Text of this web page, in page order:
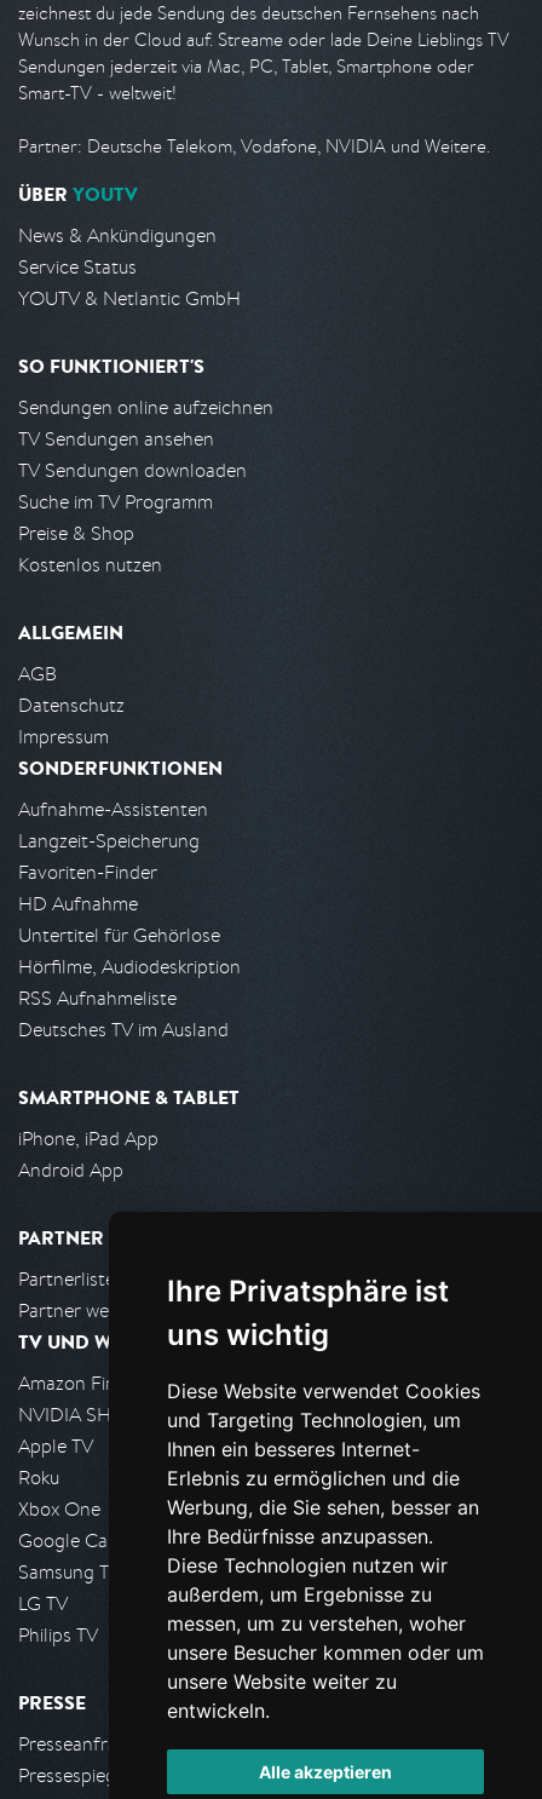
Ihre Privatsphäre ist
uns wichtig
Diese Website verwendet Cookies
und Targeting Technologien, um
Ihnen ein besseres Internet-
Erlebnis zu ermöglichen und die
Werbung, die Sie sehen, besser an
Ihre Bedürfnisse anzupassen.
Diese Technologien nutzen wir
außerdem, um Ergebnisse zu
messen, um zu verstehen, woher
unsere Besucher kommen oder um
unsere Website weiter zu
entwickeln.
Alle akzeptieren
zeichnest du jede Sendung des deutschen Fernsehens nach
Wunsch in der Cloud auf. Streame oder lade Deine Lieblings TV
Sendungen jederzeit via Mac, PC, Tablet, Smartphone oder
Smart-TV - weltweit!
Partner: Deutsche Telekom, Vodafone, NVIDIA und Weitere.
ÜBER YOUTV
News & Ankündigungen
Service Status
YOUTV & Netlantic GmbH
SO FUNKTIONIERT'S
Sendungen online aufzeichnen
TV Sendungen ansehen
TV Sendungen downloaden
Suche im TV Programm
Preise & Shop
Kostenlos nutzen
ALLGEMEIN
AGB
Datenschutz
Impressum
SONDERFUNKTIONEN
Aufnahme-Assistenten
Langzeit-Speicherung
Favoriten-Finder
HD Aufnahme
Untertitel für Gehörlose
Hörfilme, Audiodeskription
RSS Aufnahmeliste
Deutsches TV im Ausland
SMARTPHONE & TABLET
iPhone, iPad App
Android App
PARTNER
Partnerliste
Partner werden
TV UND WOHNZIMMER
Amazon FireTV
NVIDIA SHIELD, Google TV
Apple TV
Roku
Xbox One
Google Cast
Samsung TV
LG TV
Philips TV
PRESSE
Presseanfrage stellen
Pressespiegel